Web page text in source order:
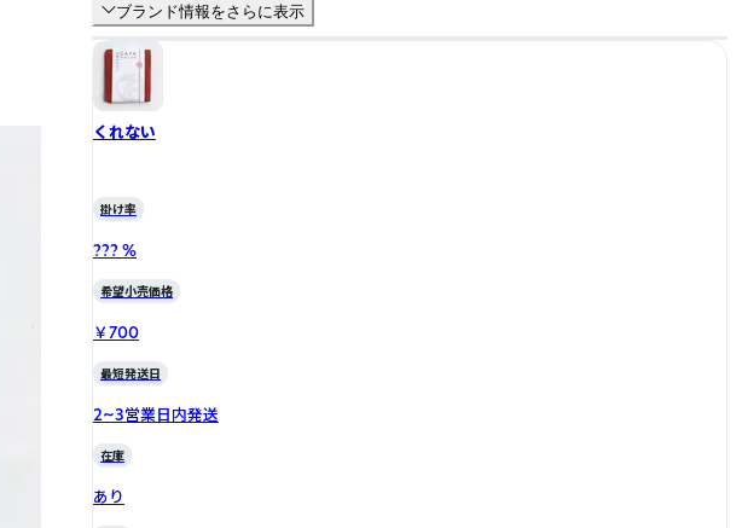
ブランド情報をさらに表示
くれない
掛け率
??? %
希望小売価格
￥700
最短発送日
2~3営業日内発送
在庫
あり